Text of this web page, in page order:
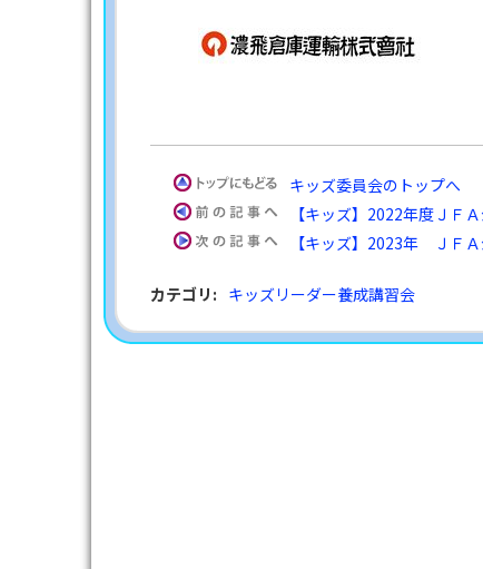
キッズ委員会のトップへ
【キッズ】2022年度Ｊ
【キッズ】2023年 Ｊ
カテゴリ : キッズリーダー養成講習会